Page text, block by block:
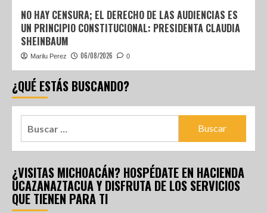
NO HAY CENSURA; EL DERECHO DE LAS AUDIENCIAS ES
UN PRINCIPIO CONSTITUCIONAL: PRESIDENTA CLAUDIA
SHEINBAUM
Marilu Perez 06/08/2026 0
¿QUÉ ESTÁS BUSCANDO?
¿VISITAS MICHOACÁN? HOSPÉDATE EN HACIENDA
UCAZANAZTACUA Y DISFRUTA DE LOS SERVICIOS
QUE TIENEN PARA TI